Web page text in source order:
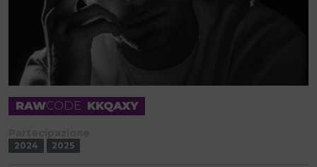
RAWCODE KKQAXY
2024 2025